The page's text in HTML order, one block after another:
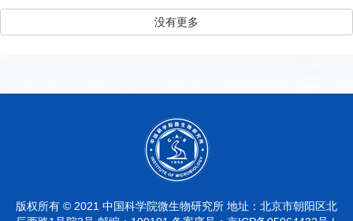
没有更多
版权所有 © 2021 中国科学院微生物研究所 地址：北京市朝阳区北